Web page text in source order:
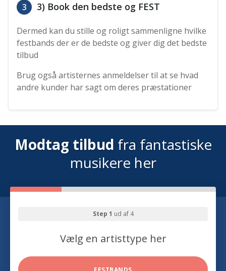
3 3) Book den bedste og FEST
Dermed kan du stille og roligt sammenligne hvilke
festbands der er de bedste og giver dig det bedste
tilbud
Brug også artisternes anmeldelser til at se hvad
andre kunder har sagt om deres præstationer
Modtag tilbud fra fantastiske
musikere her
Step 1 ud af 4
Vælg en artisttype her